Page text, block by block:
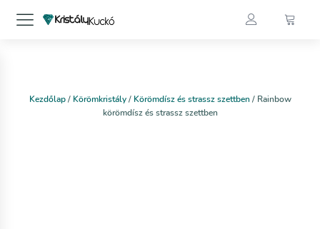
Kezdőlap/ Körömkristály/ Körömdísz és strassz szettben/ Rainbow
körömdísz és strassz szettben